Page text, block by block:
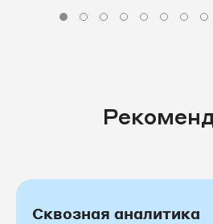
Сквозная аналитика